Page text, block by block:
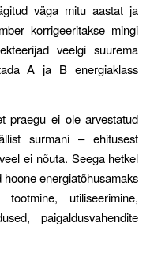
väga mitu aastat ja
korrigeeritakse mingi
veelgi suurema
A ja B energiaklass
praegu ei ole arvestatud
surmani – ehitusest
ei nõuta. Seega hetkel
energiatõhusamaks
utiliseerimine,
paigaldusvahendite